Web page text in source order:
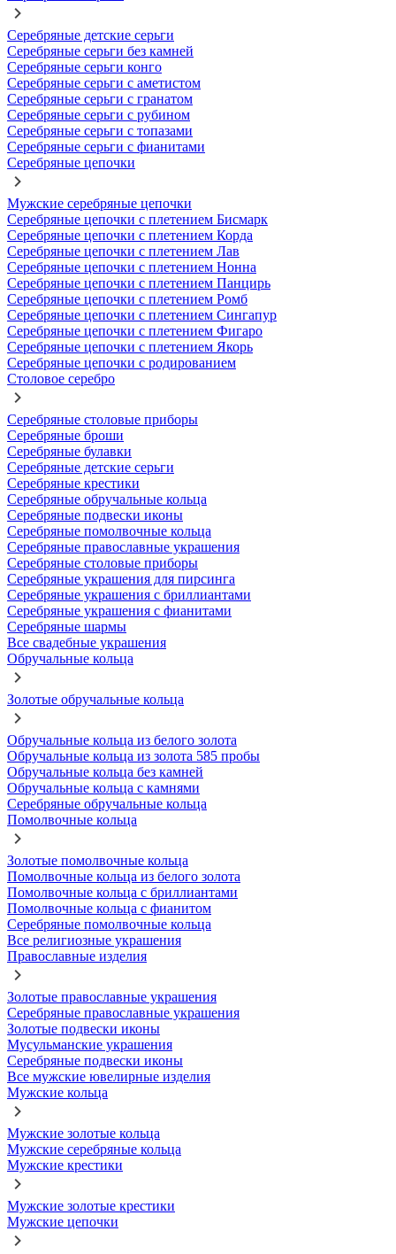
Серебряные детские серьги
Серебряные серьги без камней
Серебряные серьги конго
Серебряные серьги с аметистом
Серебряные серьги с гранатом
Серебряные серьги с рубином
Серебряные серьги с топазами
Серебряные серьги с фианитами
Серебряные цепочки
Мужские серебряные цепочки
Серебряные цепочки с плетением Бисмарк
Серебряные цепочки с плетением Корда
Серебряные цепочки с плетением Лав
Серебряные цепочки с плетением Нонна
Серебряные цепочки с плетением Панцирь
Серебряные цепочки с плетением Ромб
Серебряные цепочки с плетением Сингапур
Серебряные цепочки с плетением Фигаро
Серебряные цепочки с плетением Якорь
Серебряные цепочки с родированием
Столовое серебро
Серебряные столовые приборы
Серебряные броши
Серебряные булавки
Серебряные детские серьги
Серебряные крестики
Серебряные обручальные кольца
Серебряные подвески иконы
Серебряные помолвочные кольца
Серебряные православные украшения
Серебряные столовые приборы
Серебряные украшения для пирсинга
Серебряные украшения с бриллиантами
Серебряные украшения с фианитами
Серебряные шармы
Все свадебные украшения
Обручальные кольца
Золотые обручальные кольца
Обручальные кольца из белого золота
Обручальные кольца из золота 585 пробы
Обручальные кольца без камней
Обручальные кольца с камнями
Серебряные обручальные кольца
Помолвочные кольца
Золотые помолвочные кольца
Помолвочные кольца из белого золота
Помолвочные кольца с бриллиантами
Помолвочные кольца с фианитом
Серебряные помолвочные кольца
Все религиозные украшения
Православные изделия
Золотые православные украшения
Серебряные православные украшения
Золотые подвески иконы
Мусульманские украшения
Серебряные подвески иконы
Все мужские ювелирные изделия
Мужские кольца
Мужские золотые кольца
Мужские серебряные кольца
Мужские крестики
Мужские золотые крестики
Мужские цепочки